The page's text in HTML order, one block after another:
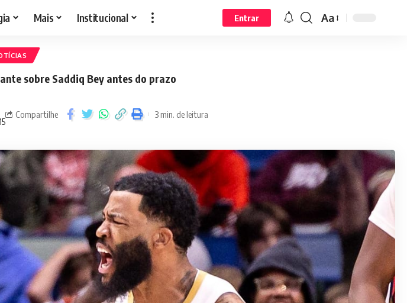
Mais Institucional Entrar Aa
sobre Saddiq Bey antes do prazo
Compartilhe 3 min. de leitura